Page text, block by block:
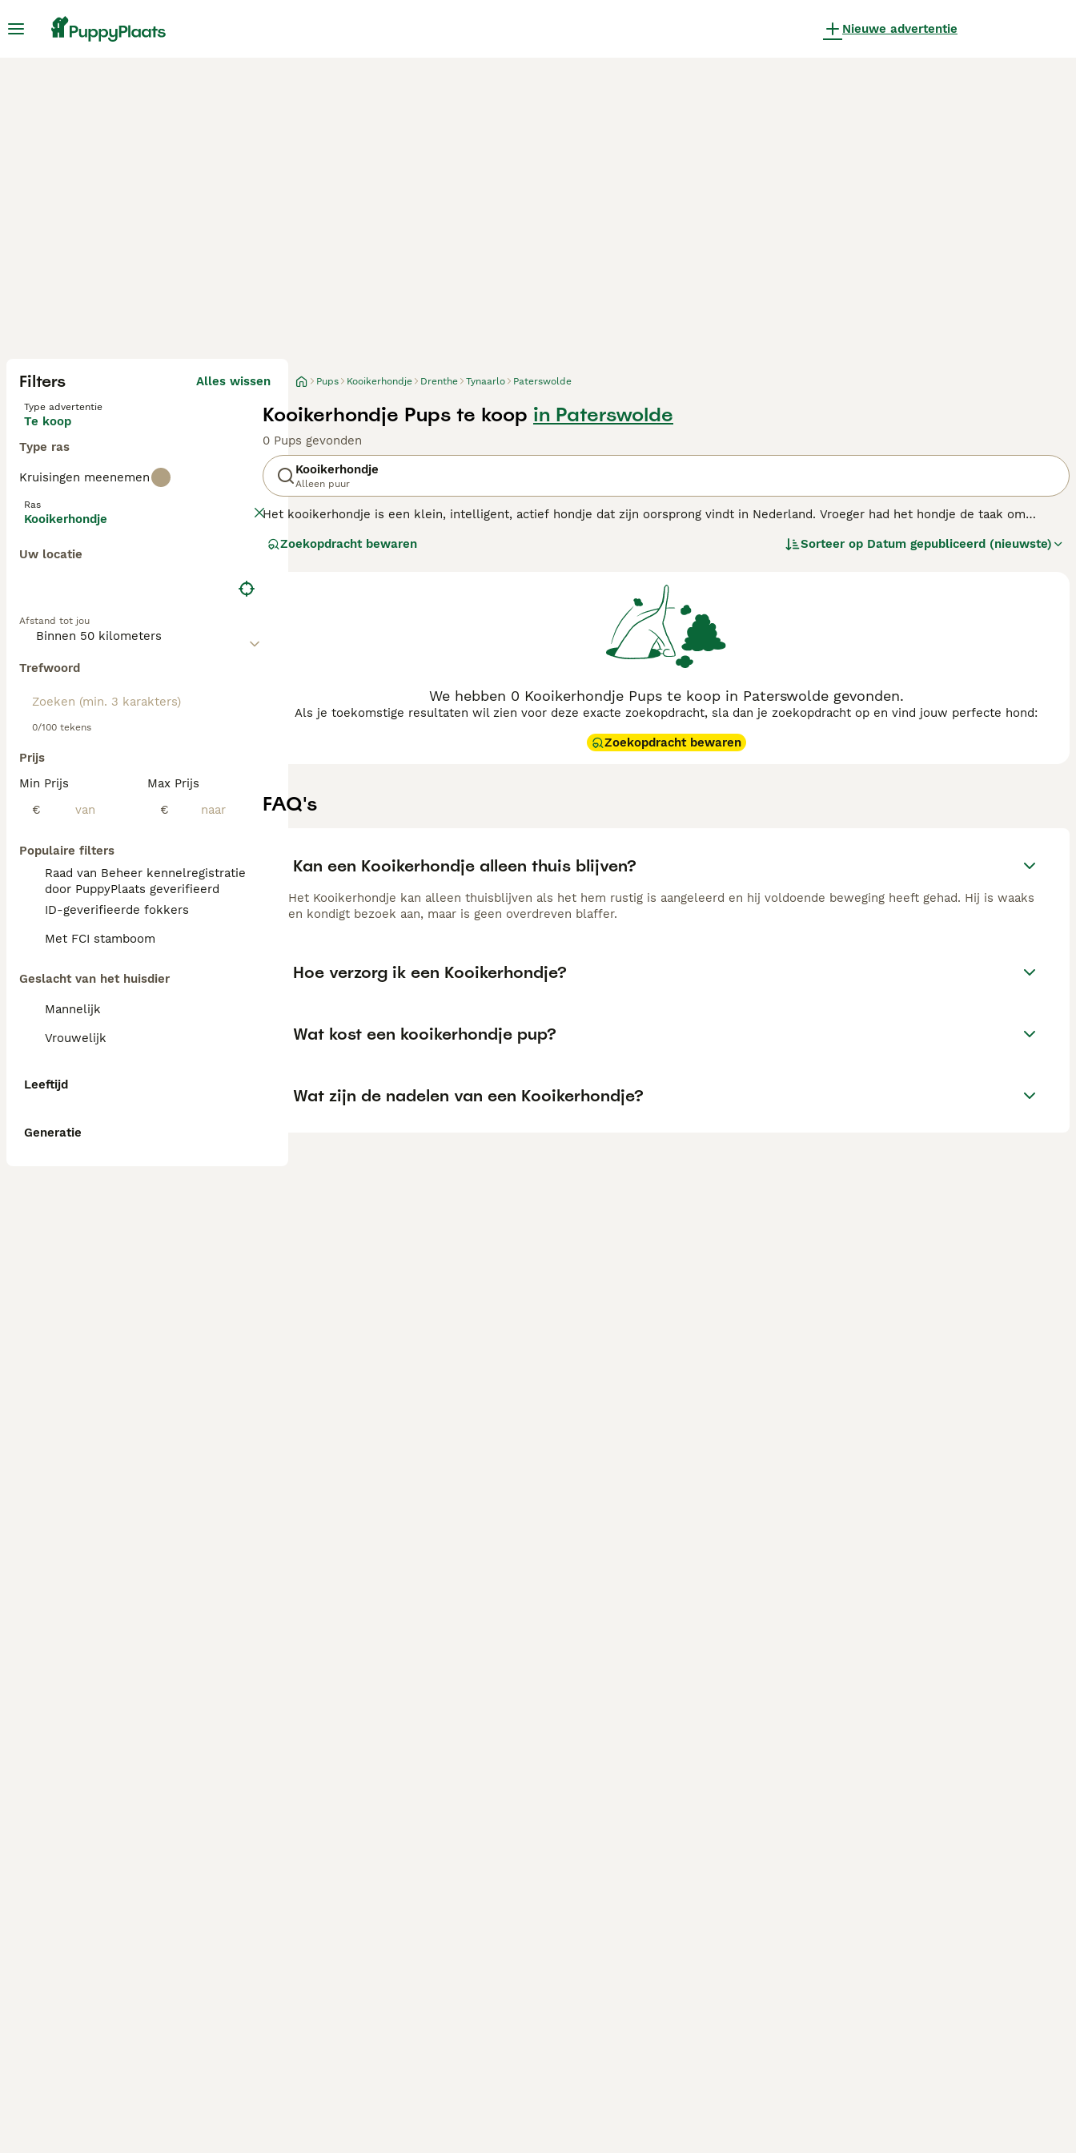
Nieuwe advertentie
Filters Alles wissen
Type advertentie
Te koop
Type ras
Kruisingen meenemen
Ras
Kooikerhondje
Uw locatie
Afstand tot jou
Trefwoord
0/100 tekens
Prijs
Min Prijs
€
Max Prijs
€
Populaire filters
Raad van Beheer kennelregistratie
door PuppyPlaats geverifieerd
ID-geverifieerde fokkers
Met FCI stamboom
Geslacht van het huisdier
Mannelijk
Vrouwelijk
Leeftijd
Generatie
Pups Kooikerhondje Drenthe Tynaarlo Paterswolde
Kooikerhondje Pups te koop in Paterswolde
0 Pups gevonden
Kooikerhondje
Alleen puur
Het kooikerhondje is een klein, intelligent, actief hondje dat zijn oorsprong vindt in Nederland. Vroeger had het hondje de taak om
Nova Scotia Duck Tolling Retriever.
Zoekopdracht bewaren Sorteer op Datum gepubliceerd (nieuwste)
We hebben 0 Kooikerhondje Pups te koop in Paterswolde gevonden.
Als je toekomstige resultaten wil zien voor deze exacte zoekopdracht, sla dan je zoekopdracht op en vind jouw perfecte hond:
Zoekopdracht bewaren
FAQ's
Kan een Kooikerhondje alleen thuis blijven?
Het Kooikerhondje kan alleen thuisblijven als het hem rustig is aangeleerd en hij voldoende beweging heeft gehad. Hij is waaks
en kondigt bezoek aan, maar is geen overdreven blaffer.
Hoe verzorg ik een Kooikerhondje?
Wat kost een kooikerhondje pup?
Wat zijn de nadelen van een Kooikerhondje?